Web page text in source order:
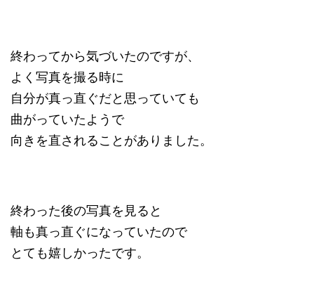
終わってから気づいたのですが、
よく写真を撮る時に
自分が真っ直ぐだと思っていても
曲がっていたようで
向きを直されることがありました。
終わった後の写真を見ると
軸も真っ直ぐになっていたので
とても嬉しかったです。